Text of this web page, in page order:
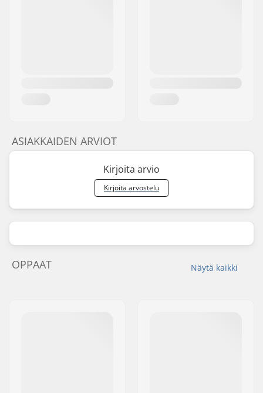
ASIAKKAIDEN ARVIOT
Kirjoita arvio
Kirjoita arvostelu
Näytä kaikki
OPPAAT